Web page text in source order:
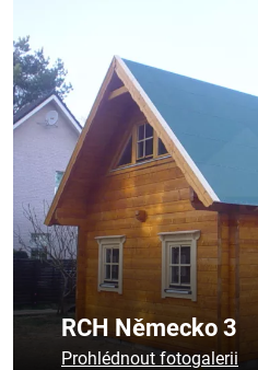
RCH Německo 3
Prohlédnout fotogaleriiČesky